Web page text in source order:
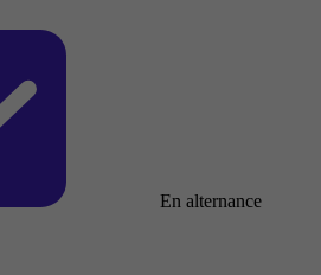
En alternance